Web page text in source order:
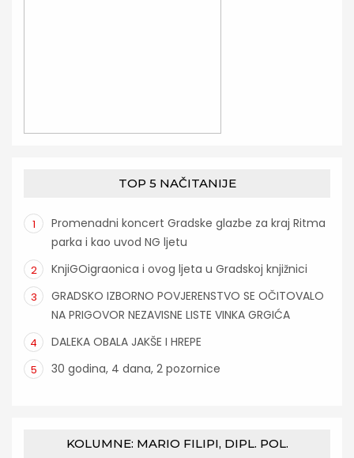
TOP 5 NAČITANIJE
1
Promenadni koncert Gradske glazbe za kraj Ritma
parka i kao uvod NG ljetu
2 KnjiGOigraonica i ovog ljeta u Gradskoj knjižnici
3
GRADSKO IZBORNO POVJERENSTVO SE OČITOVALO
NA PRIGOVOR NEZAVISNE LISTE VINKA GRGIĆA
4 DALEKA OBALA JAKŠE I HREPE
5 30 godina, 4 dana, 2 pozornice
KOLUMNE: MARIO FILIPI, DIPL. POL.